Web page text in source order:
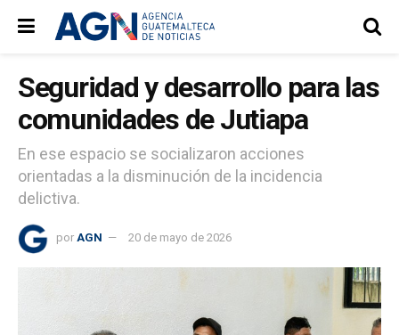
Seguridad y desarrollo para las
comunidades de Jutiapa
En ese espacio se socializaron acciones
orientadas a la disminución de la incidencia
delictiva.
por AGN 20 de mayo de 2026